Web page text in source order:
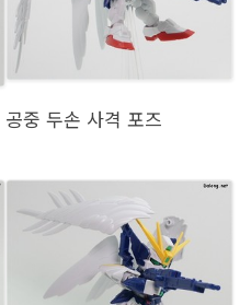
중 두손 사격 포즈